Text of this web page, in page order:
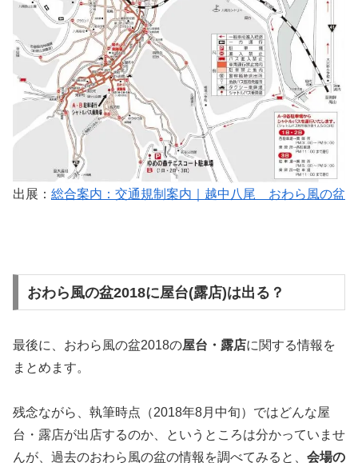
出展： 総合案内：交通規制案内｜越中八尾 おわら風の盆
おわら風の盆2018に屋台(露店)は出る？
最後に、おわら風の盆2018の屋台・露店に関する情報を
まとめます。
残念ながら、執筆時点（2018年8月中旬）ではどんな屋
台・露店が出店するのか、というところは分かっていませ
んが、過去のおわら風の盆の情報を調べてみると、 会場の